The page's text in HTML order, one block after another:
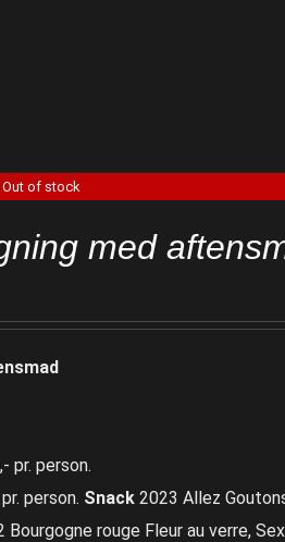
Out of stock
med
pr. person.
person. Snack2023 Allez
rouge Fleur au verre,